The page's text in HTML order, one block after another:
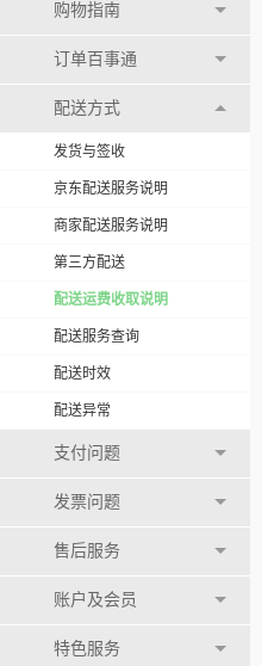
购物指南
订单百事通
配送方式
发货与签收
京东配送服务说明
商家配送服务说明
第三方配送
配送运费收取说明
配送服务查询
配送时效
配送异常
支付问题
发票问题
售后服务
账户及会员
特色服务